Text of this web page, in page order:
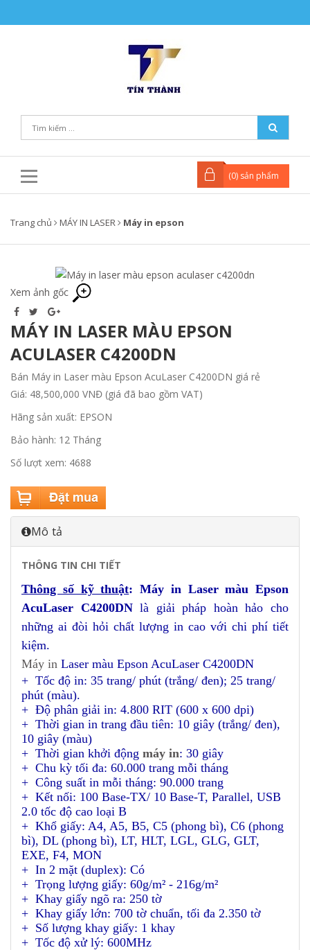
(0) sản phẩm
Trang chủ MÁY IN LASER Máy in epson
Xem ảnh gốc
MÁY IN LASER MÀU EPSON
ACULASER C4200DN
Bán Máy in Laser màu Epson AcuLaser C4200DN giá rẻ
Giá: 48,500,000 VNĐ (giá đã bao gồm VAT)
Hãng sản xuất: EPSON
Bảo hành: 12 Tháng
Số lượt xem: 4688
Mô tả
THÔNG TIN CHI TIẾT
Thông số kỹ thuật: Máy in Laser màu Epson
AcuLaser C4200DNlà giải pháp hoàn hảo cho
những ai đòi hỏi chất lượng in cao với chi phí tiết
kiệm.
Máy in Laser màu Epson AcuLaser C4200DN
+ Tốc độ in: 35 trang/ phút (trắng/ đen); 25 trang/
phút (màu).
+ Độ phân giải in: 4.800 RIT (600 x 600 dpi)
+ Thời gian in trang đầu tiên: 10 giây (trắng/ đen),
10 giây (màu)
+ Thời gian khởi động máy in: 30 giây
+ Chu kỳ tối đa: 60.000 trang mỗi tháng
+ Công suất in mỗi tháng: 90.000 trang
+ Kết nối: 100 Base-TX/ 10 Base-T, Parallel, USB
2.0 tốc độ cao loại B
+ Khổ giấy: A4, A5, B5, C5 (phong bì), C6 (phong
bì), DL (phong bì), LT, HLT, LGL, GLG, GLT,
EXE, F4, MON
+ In 2 mặt (duplex): Có
+ Trọng lượng giấy: 60g/m² - 216g/m²
+ Khay giấy ngõ ra: 250 tờ
+ Khay giấy lớn: 700 tờ chuẩn, tối đa 2.350 tờ
+ Số lượng khay giấy: 1 khay
+ Tốc độ xử lý: 600MHz